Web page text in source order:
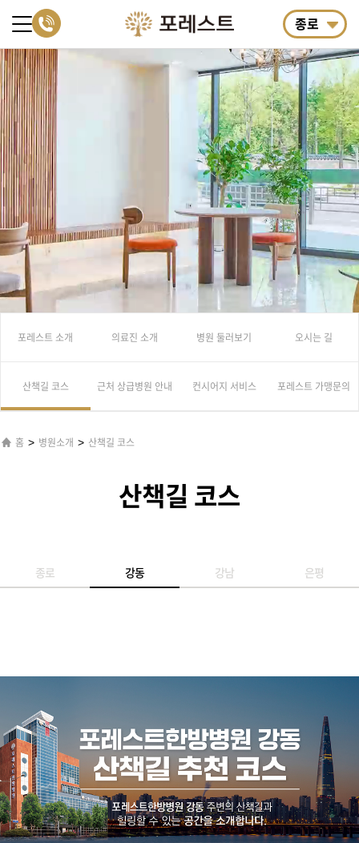
종로
포레스트 소개 의료진 소개 병원 둘러보기 오시는 길
산책길 코스 근처 상급병원 안내 컨시어지 서비스 포레스트 가맹문의
홈 > 병원소개 > 산책길 코스
산책길 코스
종로 강동 강남 은평